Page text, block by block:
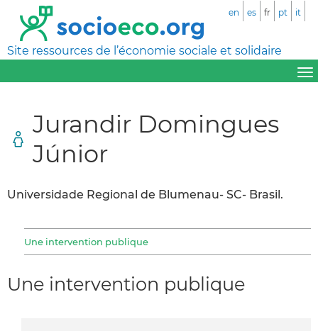
Site ressources de l’économie sociale et solidaire
en es fr pt it
Jurandir Domingues
Júnior
Universidade Regional de Blumenau- SC- Brasil.
Une intervention publique
Une intervention publique